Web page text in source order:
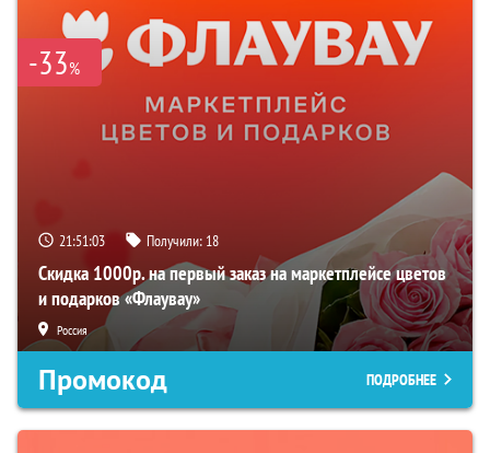
-33%
21:51:02 Получили: 18
Скидка 1000р. на первый заказ на маркетплейсе цветов
и подарков «Флаувау»
Россия
Промокод ПОДРОБНЕЕ